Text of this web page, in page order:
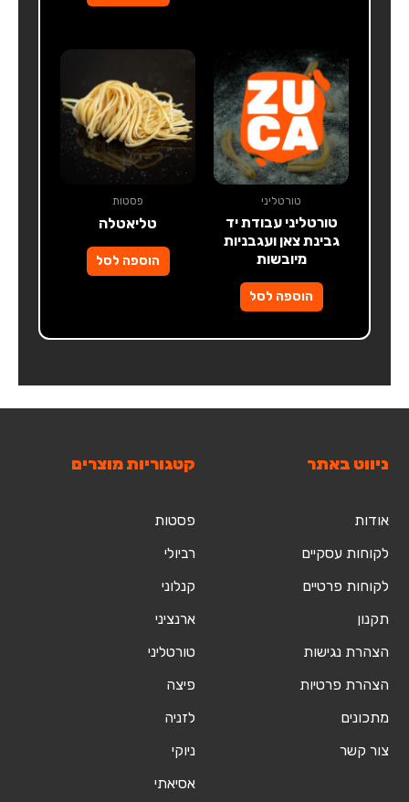
טורטליני
טורטליני עבודת יד
גבינת צאן ועגבניות
מיובשות
הוספה לסל
פסטות
טליאטלה
הוספה לסל
ניווט באתר
אודות
לקוחות עסקיים
לקוחות פרטיים
תקנון
הצהרת נגישות
הצהרת פרטיות
מתכונים
צור קשר
קטגוריות מוצרים
פסטות
רביולי
קנלוני
ארנציני
טורטליני
פיצה
לזניה
ניוקי
אסיאתי